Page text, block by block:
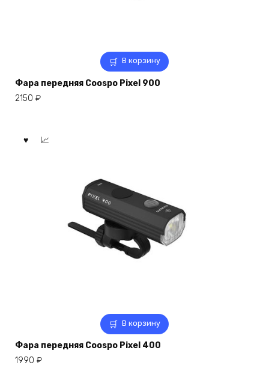
В корзину
Фара передняя Coospo Pixel 900
2150 ₽
В корзину
Фара передняя Coospo Pixel 400
1990 ₽